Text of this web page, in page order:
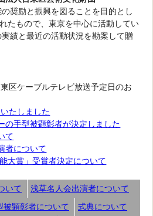
奨励と振興を図ることを目的とし
たもので、東京を中心に活動してい
績と最近の活動状況を勘案して贈
区ケーブルテレビ放送予定日のお
たしました
の手型被顕彰者が決定しました
て
者について
大賞」受賞者決定について
いて
浅草名人会出演者について
顕彰者について
式典について